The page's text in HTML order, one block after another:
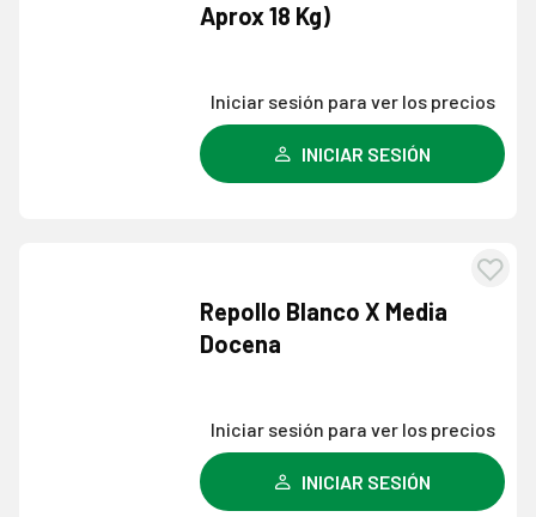
Aprox 18 Kg)
Iniciar sesión para ver los precios
INICIAR SESIÓN
Repollo Blanco X Media
Docena
Iniciar sesión para ver los precios
INICIAR SESIÓN